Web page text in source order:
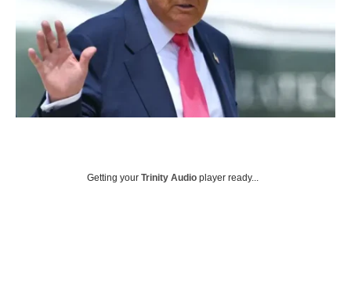
Getting your Trinity Audio player ready...